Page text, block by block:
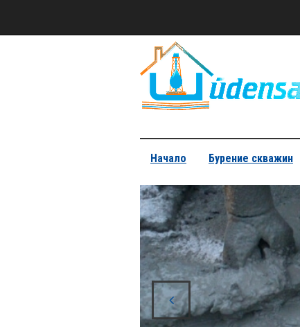
Начало Бурение скважин